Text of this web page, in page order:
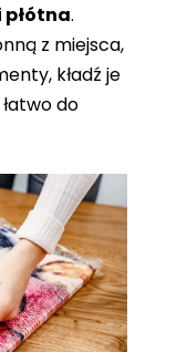
.
z miejsca,
kładź je
do